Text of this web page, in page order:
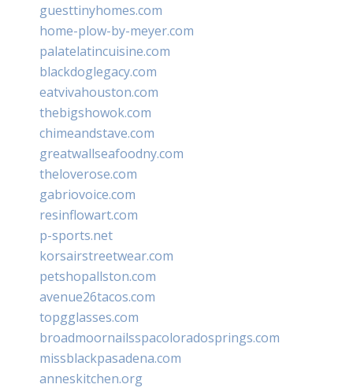
guesttinyhomes.com
home-plow-by-meyer.com
palatelatincuisine.com
blackdoglegacy.com
eatvivahouston.com
thebigshowok.com
chimeandstave.com
greatwallseafoodny.com
theloverose.com
gabriovoice.com
resinflowart.com
p-sports.net
korsairstreetwear.com
petshopallston.com
avenue26tacos.com
topgglasses.com
broadmoornailsspacoloradosprings.com
missblackpasadena.com
anneskitchen.org